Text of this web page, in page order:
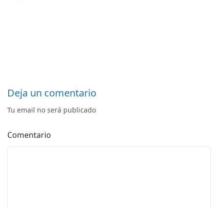
Deja un comentario
Tu email no será publicado
Comentario